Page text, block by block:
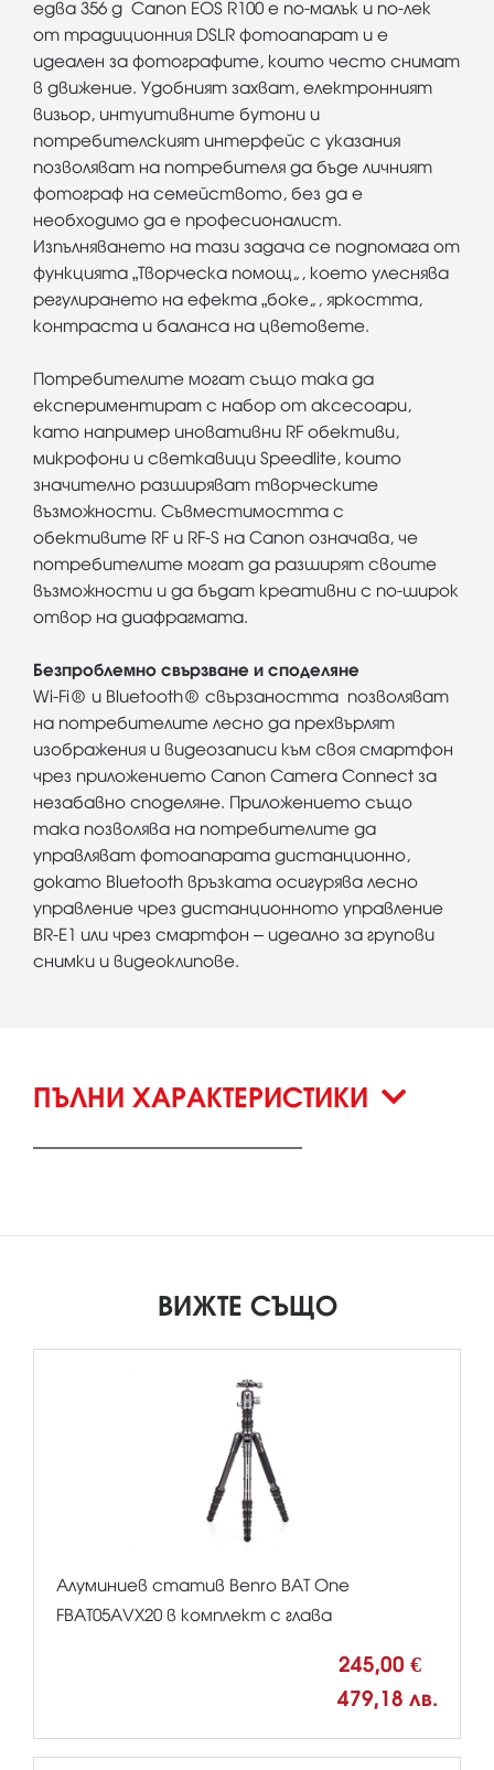
едва 356 g Canon EOS R100 е по-малък и по-лек
от традиционния DSLR фотоапарат и е
идеален за фотографите, които често снимат
в движение. Удобният захват, електронният
визьор, интуитивните бутони и
потребителският интерфейс с указания
позволяват на потребителя да бъде личният
фотограф на семейството, без да е
необходимо да е професионалист.
Изпълняването на тази задача се подпомага от
функцията „Творческа помощ“, което улеснява
регулирането на ефекта „боке“, яркостта,
контраста и баланса на цветовете.
Потребителите могат също така да
експериментират с набор от аксесоари,
като например иновативни RF обективи,
микрофони и светкавици Speedlite, които
значително разширяват творческите
възможности. Съвместимостта с
обективите RF и RF-S на Canon означава, че
потребителите могат да разширят своите
възможности и да бъдат креативни с по-широк
отвор на диафрагмата.
Безпроблемно свързване и споделяне
Wi-Fi® и Bluetooth® свързаността позволяват
на потребителите лесно да прехвърлят
изображения и видеозаписи към своя смартфон
чрез приложението Canon Camera Connect за
незабавно споделяне. Приложението също
така позволява на потребителите да
управляват фотоапарата дистанционно,
докато Bluetooth връзката осигурява лесно
управление чрез дистанционното управление
BR-E1 или чрез смартфон – идеално за групови
снимки и видеоклипове.
ПЪЛНИ ХАРАКТЕРИСТИКИ
ВИЖТЕ СЪЩО
Алуминиев статив Benro BAT One
FBAT05AVX20 в комплект с глава
245,00 €
479,18 лв.